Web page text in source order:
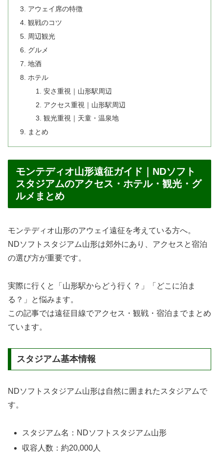
アウェイ席の特徴
観戦のコツ
周辺観光
グルメ
地酒
ホテル
安さ重視｜山形駅周辺
アクセス重視｜山形駅周辺
観光重視｜天童・温泉地
まとめ
モンテディオ山形遠征ガイド｜NDソフト
スタジアムのアクセス・ホテル・観光・グ
ルメまとめ
モンテディオ山形のアウェイ遠征を考えている方へ。
NDソフトスタジアム山形は郊外にあり、アクセスと宿泊
の選び方が重要です。
実際に行くと「山形駅からどう行く？」「どこに泊ま
る？」と悩みます。
この記事では遠征目線でアクセス・観戦・宿泊までまとめ
ています。
スタジアム基本情報
NDソフトスタジアム山形は自然に囲まれたスタジアムで
す。
スタジアム名：NDソフトスタジアム山形
収容人数：約20,000人